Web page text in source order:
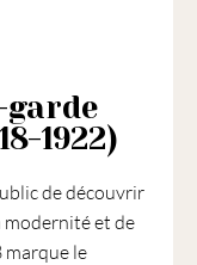
1922)
de découvrir
modernité et de
marque le